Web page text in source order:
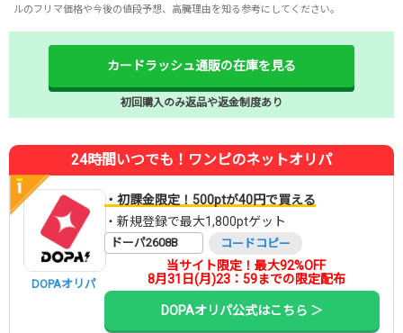
ルのフリマ価格や今後の値段予想、高騰理由を知る参考にしてください。
カードラッシュ通販の在庫を見る
初回購入のみ返品や返金制度あり
24時間いつでも！ワンピのネットオリパ
DOPAオリパ
・初課金限定！500ptが40円で買える
・新規登録で最大1,800ptゲット
ドーパ2608B コードコピー
当サイト限定！最大92%OFF
8月31日(月)23：59までの限定配布
DOPAオリパ公式はこちら ＞